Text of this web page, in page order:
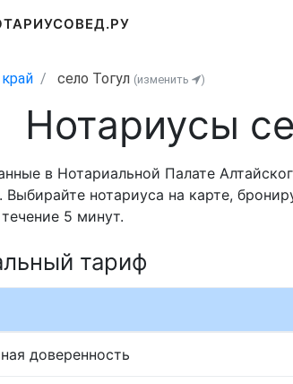
село Тогул (изменить )
Нотариусы
в Нотариальной Палате
Выбирайте нотариуса на карте,
5 минут.
тариф
доверенность